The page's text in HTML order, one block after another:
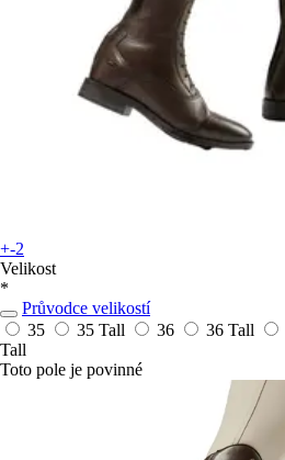
+-2
Velikost
*
Průvodce velikostí
35
35 Tall 36 36 Tall
Tall
Toto pole je povinné